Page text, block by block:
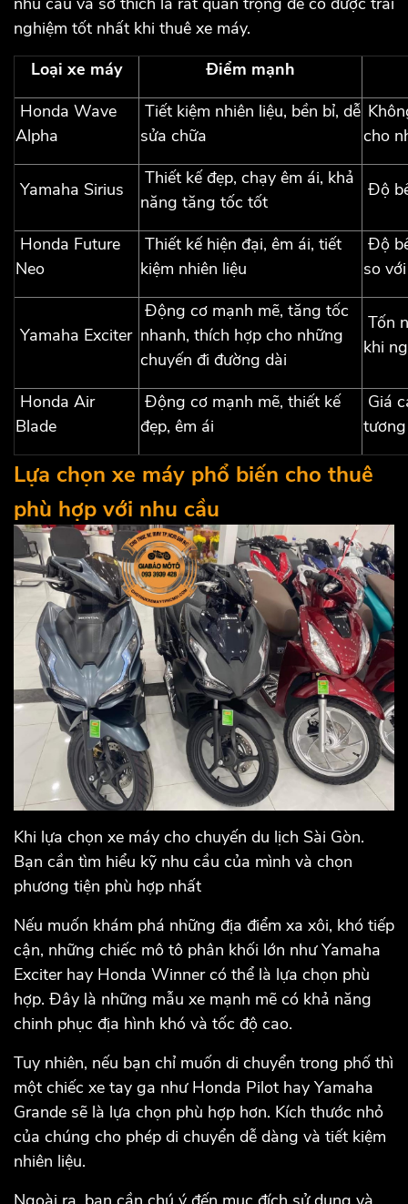
nghiệm tốt nhất khi thuê xe máy.
Loại xe máy
Điểm mạnh
Honda Wave
Alpha
Tiết kiệm nhiên liệu, bền bỉ, dễ
sửa chữa
cho
Yamaha Sirius
Thiết kế đẹp, chạy êm ái, khả
năng tăng tốc tốt
Độ
Honda Future
Neo
Thiết kế hiện đại, êm ái, tiết
kiệm nhiên liệu
Độ
so
Yamaha Exciter
Động cơ mạnh mẽ, tăng tốc
nhanh, thích hợp cho những
chuyến đi đường dài
Tốn
khi
Honda Air
Blade
Động cơ mạnh mẽ, thiết kế
đẹp, êm ái
Giá
Lựa chọn xe máy phổ biến cho thuê
phù hợp với nhu cầu
Khi lựa chọn xe máy cho chuyến du lịch Sài Gòn.
Bạn cần tìm hiểu kỹ nhu cầu của mình và chọn
phương tiện phù hợp nhất
Nếu muốn khám phá những địa điểm xa xôi, khó tiếp
cận, những chiếc mô tô phân khối lớn như Yamaha
Exciter hay Honda Winner có thể là lựa chọn phù
hợp. Đây là những mẫu xe mạnh mẽ có khả năng
chinh phục địa hình khó và tốc độ cao.
Tuy nhiên, nếu bạn chỉ muốn di chuyển trong phố thì
một chiếc xe tay ga như Honda Pilot hay Yamaha
Grande sẽ là lựa chọn phù hợp hơn. Kích thước nhỏ
của chúng cho phép di chuyển dễ dàng và tiết kiệm
nhiên liệu.